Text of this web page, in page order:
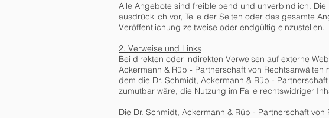
Alle Angebote sind freibleibend und unverbindlich.
ausdrücklich vor, Teile der Seiten oder das gesamte
Veröffentlichung zeitweise oder endgültig einzustellen.
2. Verweise und Links
Bei direkten oder indirekten Verweisen auf externe
Ackermann & Rüb - Partnerschaft von
dem die Dr. Schmidt, Ackermann & Rüb -
zumutbar wäre, die Nutzung im Falle rechtswidriger
Die Dr. Schmidt, Ackermann & Rüb - Partnerschaft